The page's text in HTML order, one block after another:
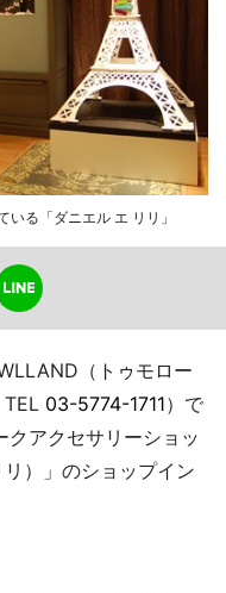
いる「ダニエル エ リリ」
（トゥモロー
03-5774-1711）で
クアクセサリーショッ
）」のショップイン